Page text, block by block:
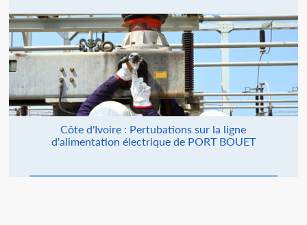
Côte d'Ivoire : Pertubations sur la ligne
d'alimentation électrique de PORT BOUET